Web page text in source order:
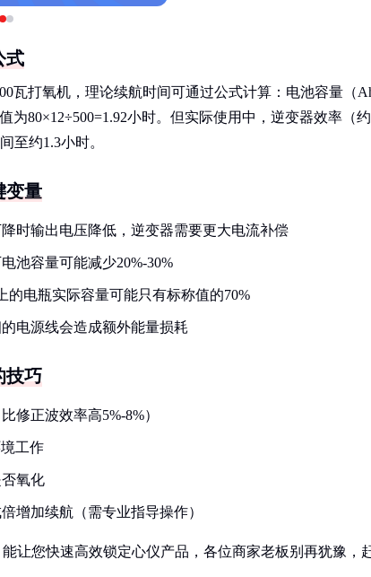
式
瓦打氧机，理论续航时间可通过公式计算：电池容量（
为80×12÷500=1.92小时。但实际使用中，逆变器效率（
至约1.3小时。
变量
降时输出电压降低，逆变器需要更大电流补偿
池容量可能减少20%-30%
的电瓶实际容量可能只有标称值的70%
的电源线会造成额外能量损耗
技巧
修正波效率高5%-8%）
工作
氧化
增加续航（需专业指导操作）
让您快速高效锁定心仪产品，各位商家老板别再犹豫，